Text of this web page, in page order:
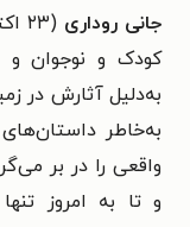
جانی روداری
کودک و نوجوان و
به‌دلیل آثارش در
به‌خاطر
و تا به امروز